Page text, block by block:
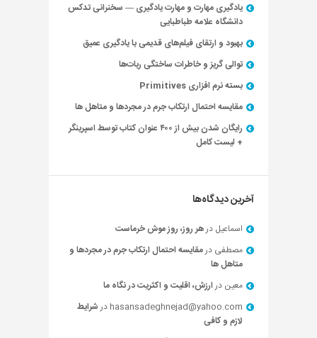
یادگیری مهارت و مهارت یادگیری — سخنرانی تدکس
دانشگاه علامه طباطبایی
بهبود و ارتقای فیلم‌های قدیمی با یادگیری عمیق
توالی گریز و خاطرات ساختگی ربات‌ها
بسته نرم افزاری Primitives
مقایسه احتمال ارتکاب جرم در مجردها و متاهل ها
رایگان شدن بیش از ۴۰۰ عنوان کتاب توسط اسپرینگر
+ لیست کامل
آخرین دیدگاه‌ها
اسماعیل درهر روز، روز موش خرماست
مصطفی درمقایسه احتمال ارتکاب جرم در مجردها و
متاهل ها
معین درارزش، اقلیت و اکثریت در نگاه ما
hasansadeghnejad@yahoo.com درشرایط
لازم و کافی